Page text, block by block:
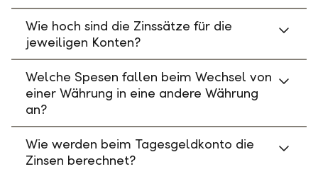
Wie hoch sind die Zinssätze für die
jeweiligen Konten?
Welche Spesen fallen beim Wechsel von
einer Währung in eine andere Währung
an?
Wie werden beim Tagesgeldkonto die
Zinsen berechnet?